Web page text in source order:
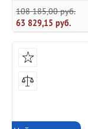
108 185,00 руб.
63 829,15 руб.